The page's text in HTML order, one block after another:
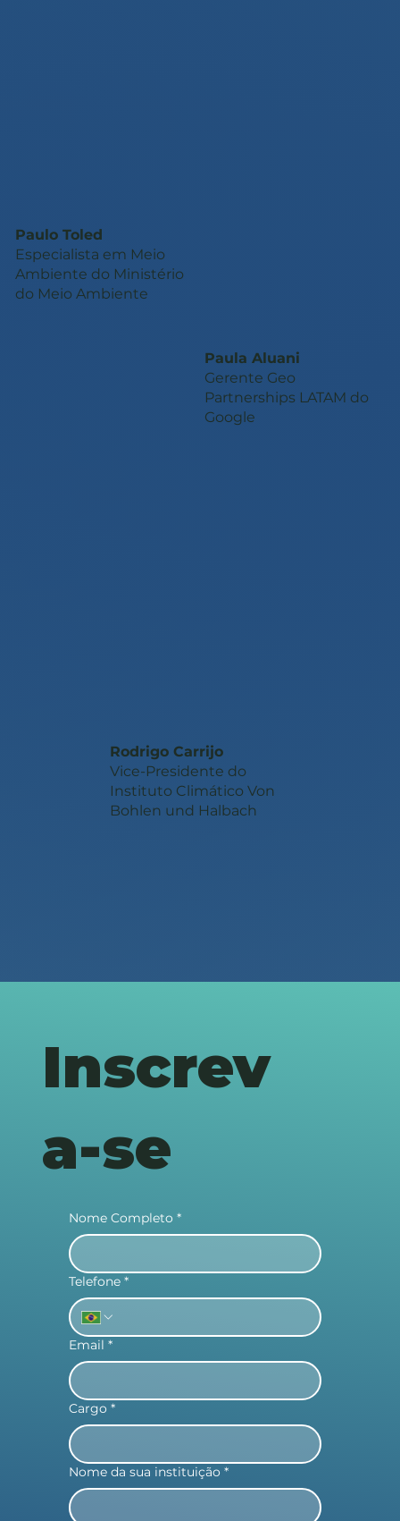
Paulo Toled
Especialista em Meio
Ambiente do Ministério
do Meio Ambiente
Paula Aluani
Gerente Geo
Partnerships LATAM do
Google
Rodrigo Carrijo
Vice-Presidente do
Instituto Climático Von
Bohlen und Halbach
Inscrev
a-se
Nome Completo *
Telefone *
Email *
Cargo *
Nome da sua instituição *